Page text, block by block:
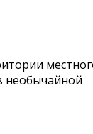
необычайной